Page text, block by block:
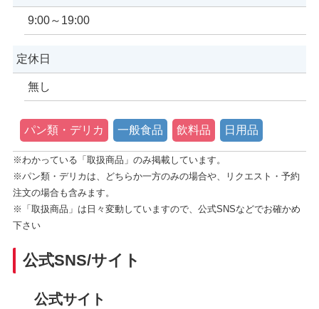
9:00～19:00
定休日
無し
パン類・デリカ 一般食品 飲料品 日用品
※わかっている「取扱商品」のみ掲載しています。
※パン類・デリカは、どちらか一方のみの場合や、リクエスト・予約
注文の場合も含みます。
※「取扱商品」は日々変動していますので、公式SNSなどでお確かめ
下さい
公式SNS/サイト
公式サイト